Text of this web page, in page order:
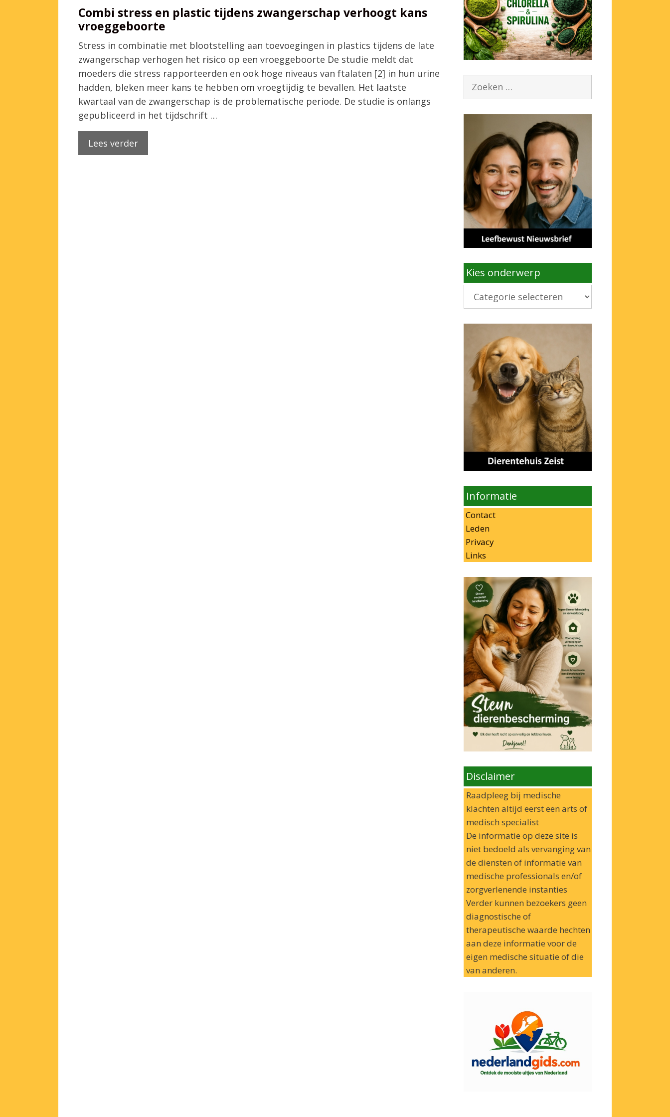
Combi stress en plastic tijdens zwangerschap verhoogt kans
vroeggeboorte
Stress in combinatie met blootstelling aan toevoegingen in plastics tijdens de late
zwangerschap verhogen het risico op een vroeggeboorte De studie meldt dat
moeders die stress rapporteerden en ook hoge niveaus van ftalaten [2] in hun urine
hadden, bleken meer kans te hebben om vroegtijdig te bevallen. Het laatste
kwartaal van de zwangerschap is de problematische periode. De studie is onlangs
gepubliceerd in het tijdschrift …
Lees verder
Zoek
Kies onderwerp
Kies
onderwerp
Informatie
Contact
Leden
Privacy
Links
Disclaimer
Raadpleeg bij medische
klachten altijd eerst een arts of
medisch specialist
De informatie op deze site is
niet bedoeld als vervanging van
de diensten of informatie van
medische professionals en/of
zorgverlenende instanties
Verder kunnen bezoekers geen
diagnostische of
therapeutische waarde hechten
aan deze informatie voor de
eigen medische situatie of die
van anderen.